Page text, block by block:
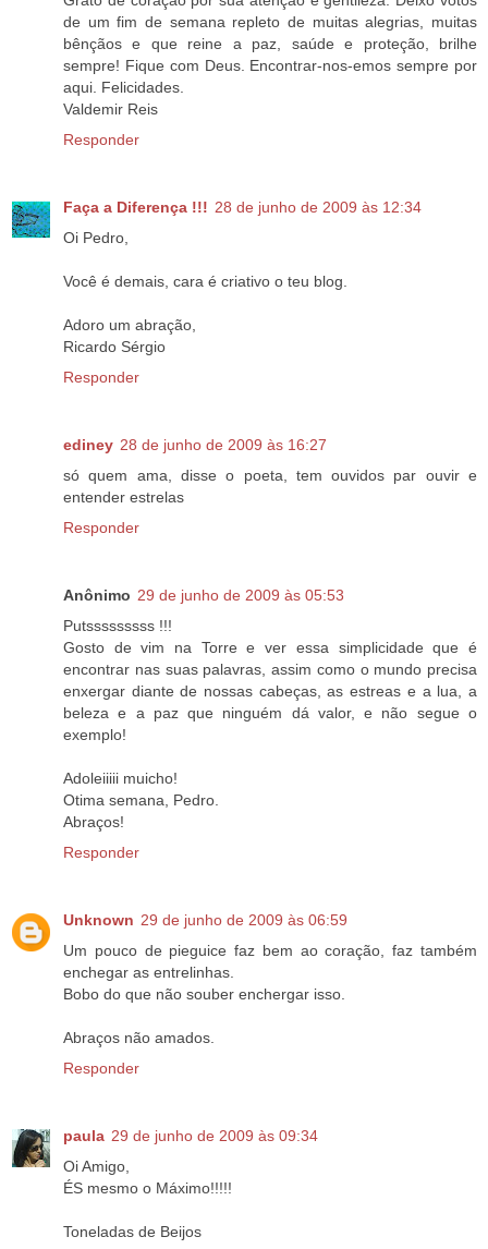
de um fim de semana repleto de muitas alegrias, muitas
bênçãos e que reine a paz, saúde e proteção, brilhe
sempre! Fique com Deus. Encontrar-nos-emos sempre por
aqui. Felicidades.
Valdemir Reis
Responder
Faça a Diferença !!! 28 de junho de 2009 às 12:34
Oi Pedro,
Você é demais, cara é criativo o teu blog.
Adoro um abração,
Ricardo Sérgio
Responder
ediney 28 de junho de 2009 às 16:27
só quem ama, disse o poeta, tem ouvidos par ouvir e
entender estrelas
Responder
Anônimo 29 de junho de 2009 às 05:53
Putsssssssss !!!
Gosto de vim na Torre e ver essa simplicidade que é
encontrar nas suas palavras, assim como o mundo precisa
enxergar diante de nossas cabeças, as estreas e a lua, a
beleza e a paz que ninguém dá valor, e não segue o
exemplo!
Adoleiiiii muicho!
Otima semana, Pedro.
Abraços!
Responder
Unknown 29 de junho de 2009 às 06:59
Um pouco de pieguice faz bem ao coração, faz também
enchegar as entrelinhas.
Bobo do que não souber enchergar isso.
Abraços não amados.
Responder
paula 29 de junho de 2009 às 09:34
Oi Amigo,
ÉS mesmo o Máximo!!!!!
Toneladas de Beijos